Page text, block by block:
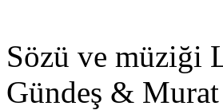
Sözü ve müziği
Gündeş &